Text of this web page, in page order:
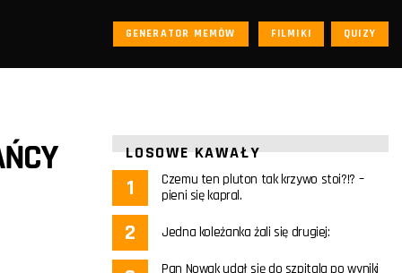
GENERATOR MEMÓW FILMIKI QUIZY
LOSOWE KAWAŁY
Czemu ten pluton tak krzywo stoi?!? –
pieni się kapral.
Jedna koleżanka żali się drugiej:
Pan Nowak udał się do szpitala po wyniki